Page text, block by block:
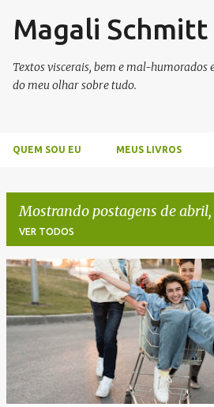
Pular para o conteúdo
Magali Schmitt
Textos viscerais, bem e mal-humorados
do meu olhar sobre tudo.
QUEM SOU EU MEUS LIVROS
Mostrando postagens de
VER TODOS
P
o
s
a
g